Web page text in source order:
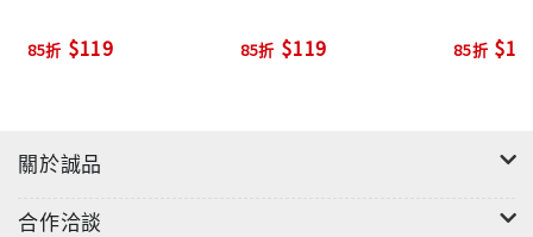
85折 $119 85折 $119 85折
關於誠品
合作洽談